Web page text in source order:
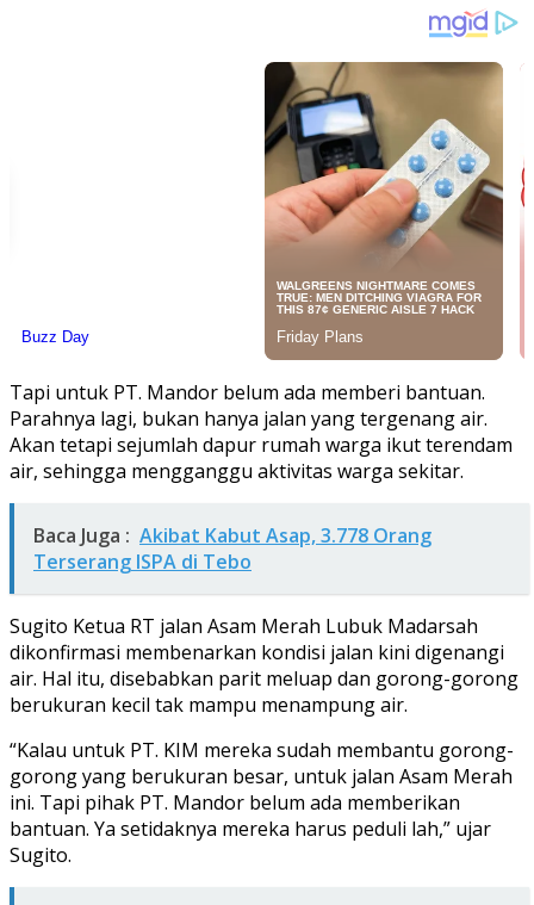
Tapi untuk PT. Mandor belum ada memberi bantuan.
Parahnya lagi, bukan hanya jalan yang tergenang air.
Akan tetapi sejumlah dapur rumah warga ikut terendam
air, sehingga mengganggu aktivitas warga sekitar.
Baca Juga : Akibat Kabut Asap, 3.778 Orang
Terserang ISPA di Tebo
Sugito Ketua RT jalan Asam Merah Lubuk Madarsah
dikonfirmasi membenarkan kondisi jalan kini digenangi
air. Hal itu, disebabkan parit meluap dan gorong-gorong
berukuran kecil tak mampu menampung air.
“Kalau untuk PT. KIM mereka sudah membantu gorong-
gorong yang berukuran besar, untuk jalan Asam Merah
ini. Tapi pihak PT. Mandor belum ada memberikan
bantuan. Ya setidaknya mereka harus peduli lah,” ujar
Sugito.